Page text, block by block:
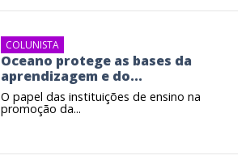
COLUNISTA
Oceano protege as bases da
aprendizagem e do...
O papel das instituições de ensino na
promoção da...